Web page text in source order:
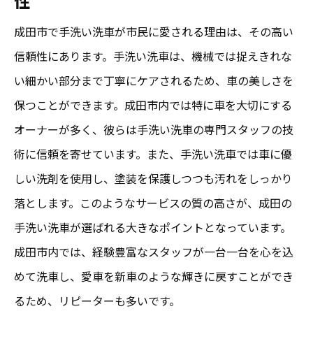
成田市で手洗い洗車が市民に愛される理由は、その高い
信頼性にあります。手洗い洗車は、機械では捉えきれな
い細かい部分まで丁寧にケアされるため、車の美しさを
保つことができます。成田市内では特に車を大切にする
オーナーが多く、彼らは手洗い洗車の専門スタッフの技
術に信頼を寄せています。また、手洗い洗車では車に優
しい洗剤を使用し、塗装を保護しつつも汚れをしっかり
落とします。このようなサービスの質の高さが、成田の
手洗い洗車が選ばれる大きなポイントとなっています。
成田市内では、経験豊富なスタッフが一台一台を心を込
めて洗車し、愛車を新車のような輝きに戻すことができ
るため、リピーターも多いです。